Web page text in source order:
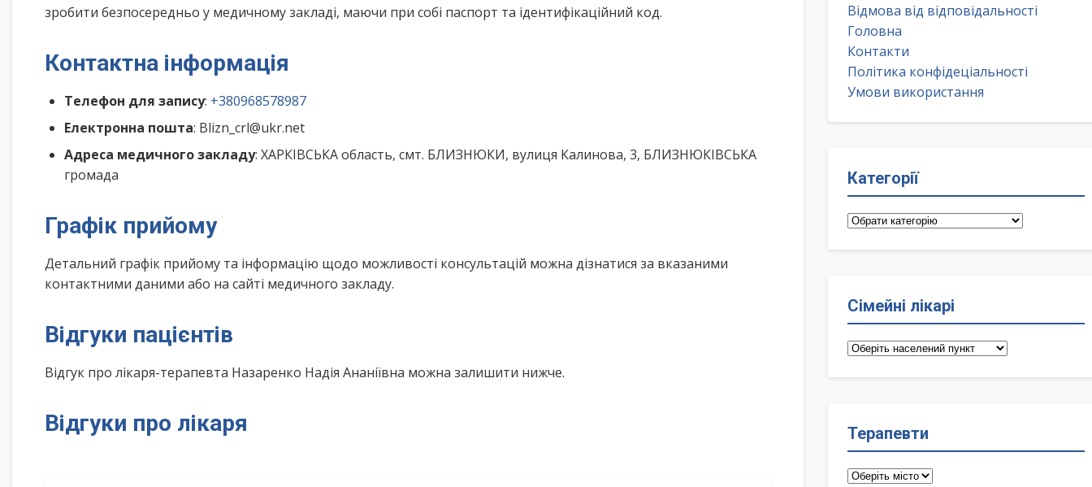
зробити безпосередньо у медичному закладі, маючи при собі паспорт та ідентифікаційний код.
Контактна інформація
Телефон для запису: +380968578987
Електронна пошта: Blizn_crl@ukr.net
Адреса медичного закладу: ХАРКІВСЬКА область, смт. БЛИЗНЮКИ, вулиця Калинова, 3, БЛИЗНЮКІВСЬКА
громада
Графік прийому
Детальний графік прийому та інформацію щодо можливості консультацій можна дізнатися за вказаними
контактними даними або на сайті медичного закладу.
Відгуки пацієнтів
Відгук про лікаря-терапевта Назаренко Надія Ананіївна можна залишити нижче.
Відгуки про лікаря
Відмова від відповідальності
Головна
Контакти
Політика конфідеціальності
Умови використання
Категорії
Категорії
Сімейні лікарі
Сімейні
Терапевти
Терапевти